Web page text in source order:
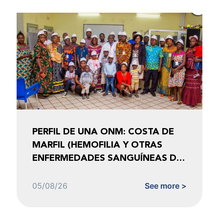
PERFIL DE UNA ONM: COSTA DE
MARFIL (HEMOFILIA Y OTRAS
ENFERMEDADES SANGUÍNEAS DE
05/08/26 See more >